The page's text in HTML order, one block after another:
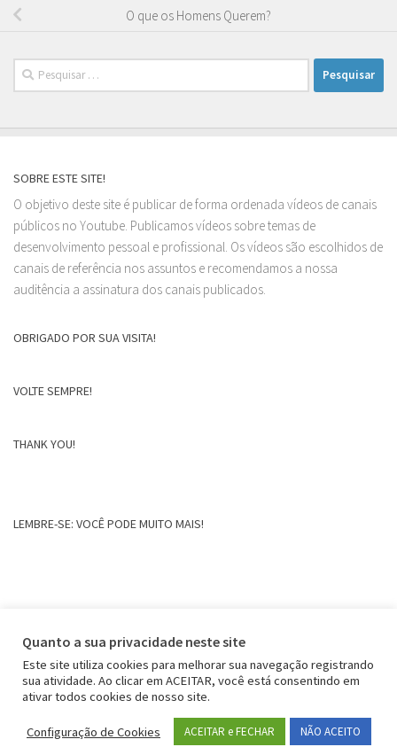
O que os Homens Querem?
Pesquisar
por:
SOBRE ESTE SITE!
O objetivo deste site é publicar de forma ordenada vídeos de canais
públicos no Youtube. Publicamos vídeos sobre temas de
desenvolvimento pessoal e profissional. Os vídeos são escolhidos de
canais de referência nos assuntos e recomendamos a nossa
auditência a assinatura dos canais publicados.
OBRIGADO POR SUA VISITA!
VOLTE SEMPRE!
THANK YOU!
LEMBRE-SE: VOCÊ PODE MUITO MAIS!
Quanto a sua privacidade neste site
Este site utiliza cookies para melhorar sua navegação registrando
sua atividade. Ao clicar em ACEITAR, você está consentindo em
ativar todos cookies de nosso site.
Configuração de Cookies ACEITAR e FECHAR NÃO ACEITO